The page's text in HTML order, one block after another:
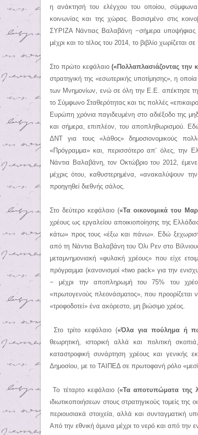
η ανάκτησή του ελέγχου του οποίου,
κοινωνίας και της χώρας. Βασισμένο στις
ΣΥΡΙΖΑ Νάντιας Βαλαβάνη −σήμερα
μέχρι και το τέλος του 2014, το βιβλίο χωρίζεται
Στο πρώτο κεφάλαιο («Πολλαπλασιάζοντας την
στρατηγική της «εσωτερικής υποτίμησης», η
των Μνημονίων, ενώ σε όλη την Ε.Ε. απέκτησε τη
το Σύμφωνο Σταθερότητας και τις πολλές
Ευρώπη χρόνια παγιδευμένη στο αδιέξοδο της
και σήμερα, επιπλέον, του αποπληθωρισμού.
ΔΝΤ για τους «λάθος» δημοσιονομικούς
«Πρόγραμμα» και, περισσότερο απ’ όλες, την
Νάντια Βαλαβάνη, τον Οκτώβριο του 2012,
μέχρις ότου, καθυστερημένα, «ανακαλύψουν
προηγηθεί διεθνής σάλος.
Στο δεύτερο κεφάλαιο («Τα οικονομικά του
χρέους ως εργαλείου αποικιοποίησης της
κάτω» προς τους «έξω και πάνω». Εδώ
από τη Νάντια Βαλαβάνη του Όλι Ρεν στο
μεταμνημονιακή «φυλακή χρέους» που είχε
πρόγραμμα (κανονισμοί «two pack» για την
− μέχρι την αποπληρωμή του 75% του
«πρωτογενούς πλεονάσματος», που προορίζεται
«τροφοδοτεί» ένα ακόρεστο, μη βιώσιμο χρέος.
Στο τρίτο κεφάλαιο («Όλα για πούλημα ή
θεωρητική, ιστορική αλλά και πολιτική
καταστροφική συνάρτηση χρέους και γενικής
Δημοσίου, με το ΤΑΙΠΕΔ σε πρωτοφανή ρόλο
Το τέταρτο κεφάλαιο («Τα αποτυπώματα της
ιδιωτικοποιήσεων στους στρατηγικούς τομείς της
περιουσιακά στοιχεία, αλλά και
Από την εθνική άμυνα μέχρι το νερό και από την